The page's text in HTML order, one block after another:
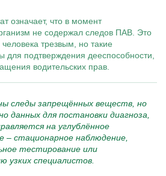
означает, что в момент
не содержал следов ПАВ. Это
трезвым, но такие
для подтверждения дееспособности,
водительских прав.
следы запрещённых веществ, но
данных для постановки диагноза,
на углублённое
– стационарное наблюдение,
тестирование или
узких специалистов.